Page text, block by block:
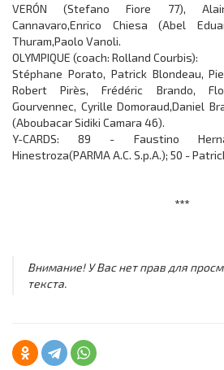
VERÓN (Stefano Fiore 77),
Cannavaro,Enrico Chiesa (Abel
Thuram,Paolo Vanoli.
OLYMPIQUE (coach: Rolland Courbis):
Stéphane Porato, Patrick Blondeau,
Robert Pirès, Frédéric Brando,
Gourvennec, Cyrille Domoraud,Daniel
(Aboubacar Sidiki Camara 46).
Y-CARDS: 89 - Faustino
Hinestroza(PARMA A.C. S.p.A.); 50 -
***
Внимание! У Вас нет прав для
текста.